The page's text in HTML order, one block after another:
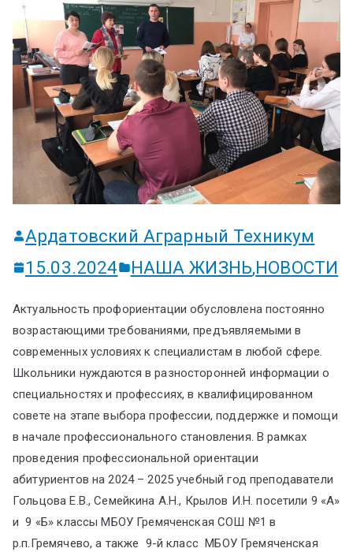
Техник
ум
Ардатовский Аграрный Техникум
15.03.2024
НАША ЖИЗНЬ,НОВОСТИ
Актуальность профориентации обусловлена постоянно
возрастающими требованиями, предъявляемыми в
современных условиях к специалистам в любой сфере.
Школьники нуждаются в разносторонней информации о
специальностях и профессиях, в квалифицированном
совете на этапе выбора профессии, поддержке и помощи
в начале профессионального становления. В рамках
проведения профессиональной ориентации
абитуриентов на 2024 – 2025 учебный год преподаватели
Гольцова Е.В., Семейкина А.Н., Крылов И.Н. посетили 9 «А»
и 9 «Б» классы МБОУ Гремяченская СОШ №1 в
р.п.Гремячево, а также 9-й класс МБОУ Гремяченская